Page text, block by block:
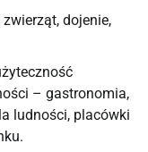
dojenie,
– gastronomia,
ludności, placówki